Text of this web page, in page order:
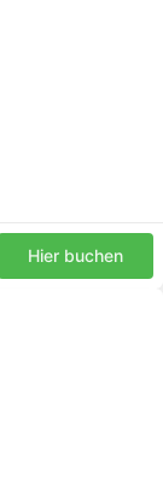
Hier buchen